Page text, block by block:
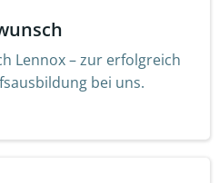
Lennox – zur erfolgreich
bei uns.